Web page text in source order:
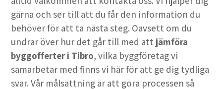
gärna och ser till att du får den information du
behöver för att ta nästa steg. Oavsett om du
undrar över hur det går till med att jämföra
byggofferter i Tibro, vilka byggföretag vi
samarbetar med finns vi här för att ge dig tydliga
svar. Vår målsättning är att göra processen så